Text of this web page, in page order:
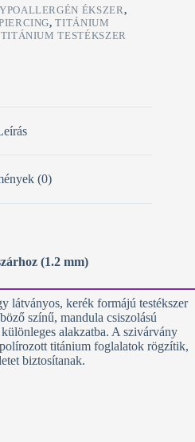
ÉKSZER,
,TITÁNIUM
TITÁNIUM TESTÉKSZER
(0)
(1.2 mm)
látványos, kerék formájú testékszer
színű, mandula csiszolású
alakzatba. A szivárvány
titánium foglalatok rögzítik,
biztosítanak.